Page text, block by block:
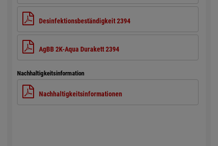
Desinfektionsbeständigkeit 2394
AgBB 2K-Aqua Durakett 2394
Nachhaltigkeitsinformation
Nachhaltigkeitsinformationen